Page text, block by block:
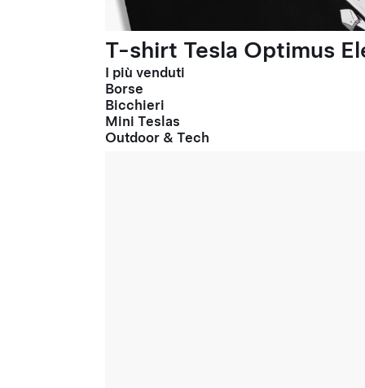
T-shirt Tesla Optimus
I più venduti
Borse
Bicchieri
Mini Teslas
Outdoor & Tech